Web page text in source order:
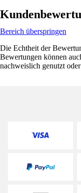
Bereich überspringen
Die Echtheit der
Bewertungen können
nachweislich genutzt